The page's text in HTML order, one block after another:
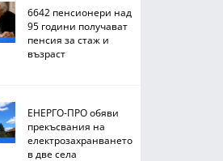
6642 пенсионери над
95 години получават
пенсия за стаж и
възраст
ЕНЕРГО-ПРО обяви
прекъсвания на
електрозахранването
в две села